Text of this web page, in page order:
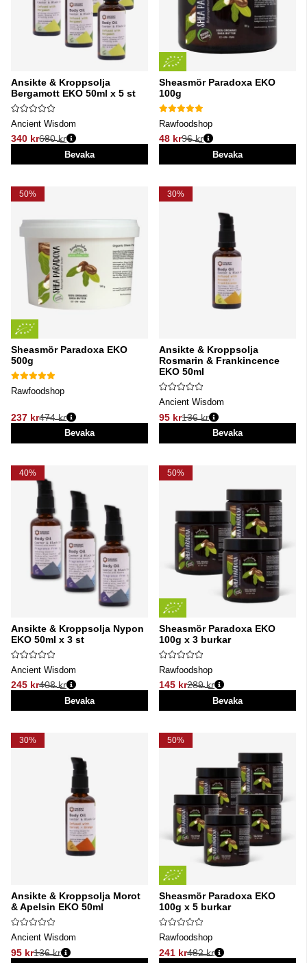
Ansikte & Kroppsolja
Bergamott EKO 50ml x 5 st
Ancient Wisdom
340 kr
Ordinarie pris:
680 kr
Bevaka
Sheasmör Paradoxa EKO
100g
Rawfoodshop
48 kr
Ordinarie pris:
96 kr
Bevaka
50%
Sheasmör Paradoxa EKO
500g
Rawfoodshop
237 kr
Ordinarie pris:
474 kr
Bevaka
30%
Ansikte & Kroppsolja
Rosmarin & Frankincence
EKO 50ml
Ancient Wisdom
95 kr
Ordinarie pris:
136 kr
Bevaka
40%
Ansikte & Kroppsolja Nypon
EKO 50ml x 3 st
Ancient Wisdom
245 kr
Ordinarie pris:
408 kr
Bevaka
50%
Sheasmör Paradoxa EKO
100g x 3 burkar
Rawfoodshop
145 kr
Ordinarie pris:
289 kr
Bevaka
30%
Ansikte & Kroppsolja Morot
& Apelsin EKO 50ml
Ancient Wisdom
95 kr
Ordinarie pris:
136 kr
50%
Sheasmör Paradoxa EKO
100g x 5 burkar
Rawfoodshop
241 kr
Ordinarie pris:
482 kr